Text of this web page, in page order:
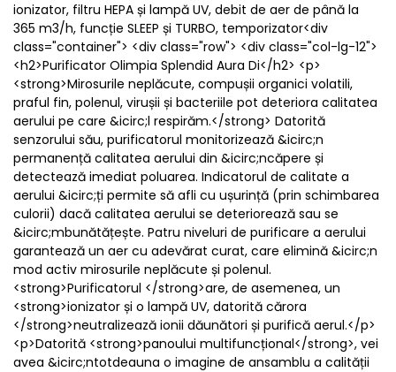
ionizator, filtru HEPA și lampă UV, debit de aer de până la
365 m3/h, funcție SLEEP și TURBO, temporizator<div
class="container"> <div class="row"> <div class="col-lg-12">
<h2>Purificator Olimpia Splendid Aura Di</h2> <p>
<strong>Mirosurile neplăcute, compușii organici volatili,
praful fin, polenul, virușii și bacteriile pot deteriora calitatea
aerului pe care &icirc;l respirăm.</strong> Datorită
senzorului său, purificatorul monitorizează &icirc;n
permanență calitatea aerului din &icirc;ncăpere și
detectează imediat poluarea. Indicatorul de calitate a
aerului &icirc;ți permite să afli cu ușurință (prin schimbarea
culorii) dacă calitatea aerului se deteriorează sau se
&icirc;mbunătățește. Patru niveluri de purificare a aerului
garantează un aer cu adevărat curat, care elimină &icirc;n
mod activ mirosurile neplăcute și polenul.
<strong>Purificatorul </strong>are, de asemenea, un
<strong>ionizator și o lampă UV, datorită cărora
</strong>neutralizează ionii dăunători și purifică aerul.</p>
<p>Datorită <strong>panoului multifuncțional</strong>, vei
avea &icirc;ntotdeauna o imagine de ansamblu a calității